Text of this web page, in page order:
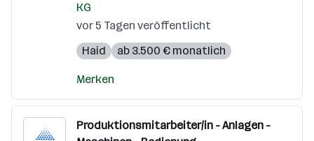
KG
vor 5 Tagen veröffentlicht
Haid
ab 3.500 € monatlich
Merken
Produktionsmitarbeiter/in - Anlagen -